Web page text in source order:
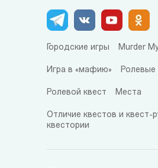
Городские игры Murder
Игра в «мафию» Ролевые
Ролевой квест Места
Отличие квестов и квест-
квестории